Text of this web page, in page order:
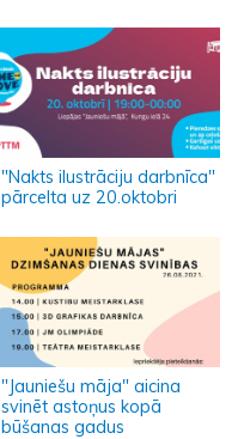
"Nakts ilustrāciju darbnīca"
pārcelta uz 20.oktobri
"Jauniešu māja" aicina
svinēt astoņus kopā
būšanas gadus